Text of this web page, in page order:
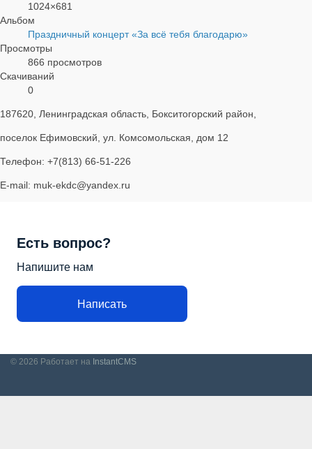
1024×681
Альбом
Праздничный концерт «За всё тебя благодарю»
Просмотры
866 просмотров
Скачиваний
0
187620, Ленинградская область, Бокситогорский район,
поселок Ефимовский, ул. Комсомольская, дом 12
Телефон: +7(813) 66-51-226
E-mail: muk-ekdc@yandex.ru
Есть вопрос?
Напишите нам
Написать
© 2026 Работает на InstantCMS